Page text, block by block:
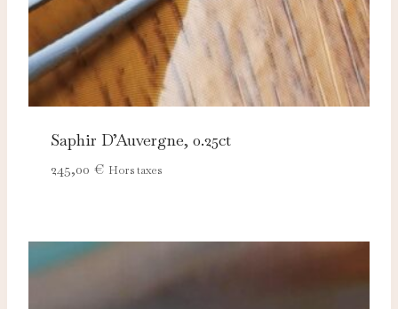
Saphir D’Auvergne, 0.25ct
245,00 € Hors taxes
du site et ne peuvent pas être désactivés.